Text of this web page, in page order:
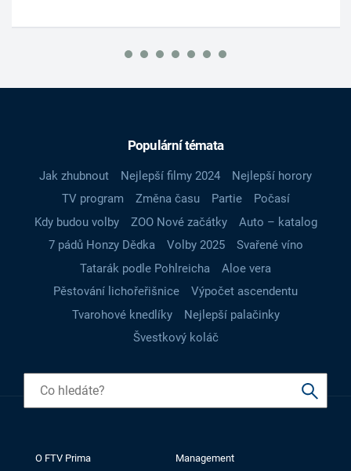
Populární témata
Jak zhubnout Nejlepší filmy 2024
Nejlepší horory
TV program
Změna času Partie
Počasí
Kdy budou volby
ZOO Nové začátky
Auto – katalog
7 pádů Honzy Dědka
Volby 2025
Svařené víno
Tatarák podle Pohlreicha
Aloe vera
Pěstování lichořeřišnice
Výpočet ascendentu
Tvarohové knedlíky
Nejlepší palačinky
Švestkový koláč
O FTV Prima Management